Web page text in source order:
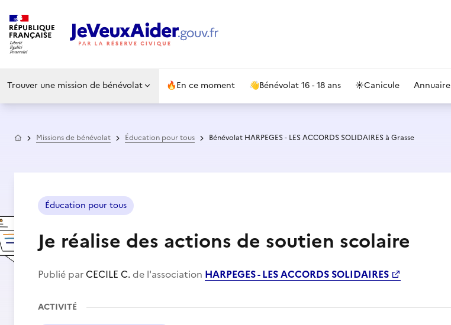
Trouver une mission de bénévolat 🔥En ce moment 👋Bénévolat 16 - 18 ans ☀️Canicule Annuaire
AccueilMissions de bénévolat Éducation pour tous Bénévolat HARPEGES - LES ACCORDS SOLIDAIRES à Grasse
Éducation pour tous
Je réalise des actions de soutien scolaire
Publié par CECILE C. de l'association HARPEGES - LES ACCORDS SOLIDAIRES
ACTIVITÉ